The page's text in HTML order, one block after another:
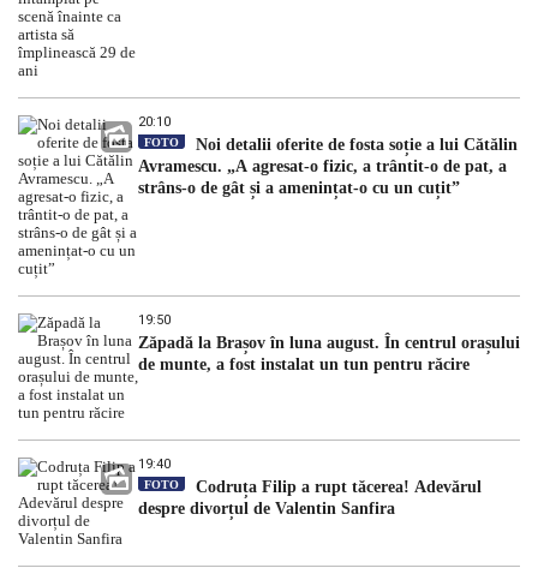
20:10
FOTO
Noi detalii oferite de fosta soție a lui Cătălin
Avramescu. „A agresat-o fizic, a trântit-o de pat, a
strâns-o de gât și a amenințat-o cu un cuțit”
19:50
Zăpadă la Brașov în luna august. În centrul orașului
de munte, a fost instalat un tun pentru răcire
19:40
FOTO
Codruța Filip a rupt tăcerea! Adevărul
despre divorțul de Valentin Sanfira